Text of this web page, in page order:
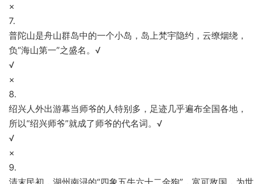
×
7.
普陀山是舟山群岛中的一个小岛，岛上梵宇隐约，云缭烟绕，
负“海山第一”之盛名。√
√
×
8.
绍兴人外出游幕当师爷的人特别多，足迹几乎遍布全国各地，
所以“绍兴师爷”就成了师爷的代名词。√
√
×
9.